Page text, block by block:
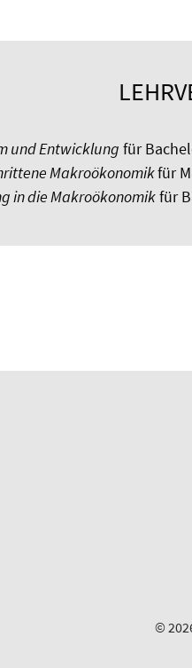
und Entwicklung für
Makroökonomikfür
in die Makroökonomikfür
©